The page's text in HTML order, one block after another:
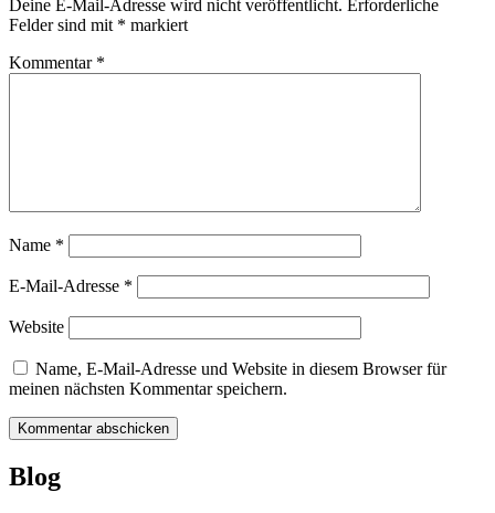
Deine E-Mail-Adresse wird nicht veröffentlicht. Erforderliche
Felder sind mit * markiert
Kommentar *
Name *
E-Mail-Adresse *
Website
Name, E-Mail-Adresse und Website in diesem Browser für
meinen nächsten Kommentar speichern.
Blog